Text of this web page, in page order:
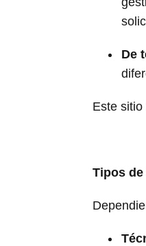
De
Este
Tipos